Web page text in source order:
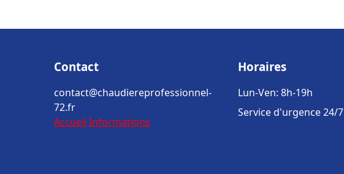
Contact
contact@chaudiereprofessionnel-
72.fr
Accueil Informations
Horaires
Lun-Ven: 8h-19h
Service d'urgence 24/7